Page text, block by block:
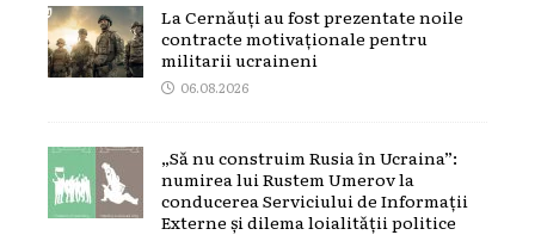
La Cernăuți au fost prezentate noile
contracte motivaționale pentru
militarii ucraineni
06.08.2026
„Să nu construim Rusia în Ucraina”:
numirea lui Rustem Umerov la
conducerea Serviciului de Informații
Externe și dilema loialității politice